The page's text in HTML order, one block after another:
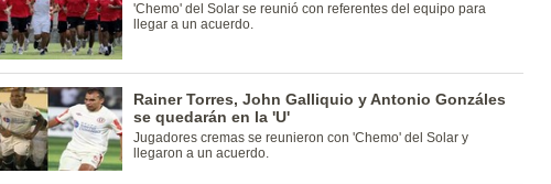
'Chemo' del Solar se reunió con referentes del equipo para
llegar a un acuerdo.
Rainer Torres, John Galliquio y Antonio Gonzáles
se quedarán en la 'U'
Jugadores cremas se reunieron con 'Chemo' del Solar y
llegaron a un acuerdo.